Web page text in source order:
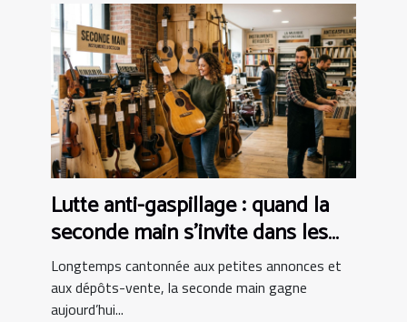
Lutte anti-gaspillage : quand la
seconde main s’invite dans les
boutiques d’instruments
Longtemps cantonnée aux petites annonces et
aux dépôts-vente, la seconde main gagne
aujourd’hui...